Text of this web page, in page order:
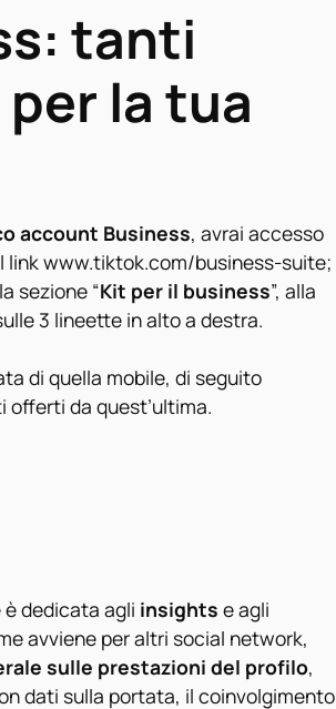
tanti
la tua
account Business, avrai accesso
link www.tiktok.com/business-suite;
sezione “Kit per il business”, alla
3 lineette in alto a destra.
di quella mobile, di seguito
offerti da quest’ultima.
dedicata agli insights e agli
avviene per altri social network,
sulle prestazioni del profilo,
dati sulla portata, il coinvolgimento